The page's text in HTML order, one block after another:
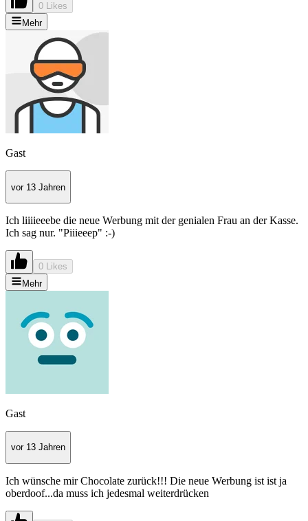
0 Likes
Mehr
Gast
vor 13 Jahren
Ich liiiieeebe die neue Werbung mit der genialen Frau an der Kasse.
Ich sag nur. "Piiieeep" :-)
0 Likes
Mehr
Gast
vor 13 Jahren
Ich wünsche mir Chocolate zurück!!! Die neue Werbung ist ist ja
oberdoof...da muss ich jedesmal weiterdrücken